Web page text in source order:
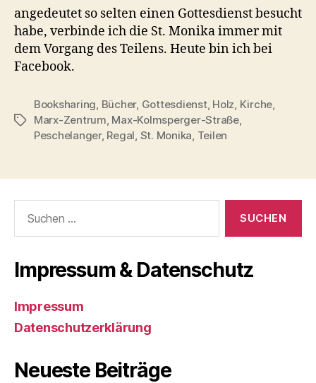
angedeutet so selten einen Gottesdienst besucht
habe, verbinde ich die St. Monika immer mit
dem Vorgang des Teilens. Heute bin ich bei
Facebook.
Schlagwörter
Booksharing Bücher, Gottesdienst, Holz Kirche
Marx-Zentrum Max-Kolmsperger-Straße,
Peschelanger, Regal St. Monika Teilen
nach:
Impressum & Datenschutz
Impressum
Datenschutzerklärung
Neueste Beiträge